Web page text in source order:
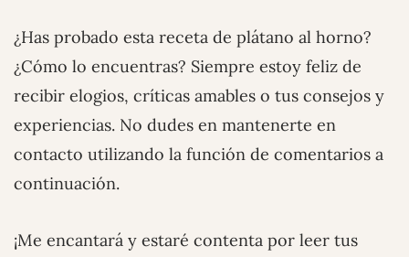
¿Has probado esta receta de plátano al horno?
¿Cómo lo encuentras? Siempre estoy feliz de
recibir elogios, críticas amables o tus consejos y
experiencias. No dudes en mantenerte en
contacto utilizando la función de comentarios a
continuación.
¡Me encantará y estaré contenta por leer tus